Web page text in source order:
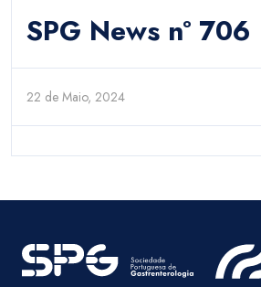
SPG News nº 706
22 de Maio, 2024